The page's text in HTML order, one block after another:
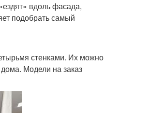
вдоль фасада,
подобрать самый
стенками. Их можно
Модели на заказ